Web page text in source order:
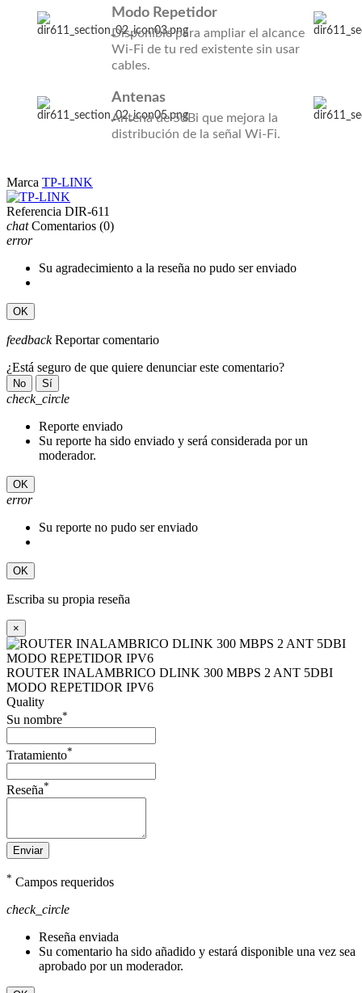
Modo Repetidor
Disponible para ampliar el alcance
Wi-Fi de tu red existente sin usar
cables.
Antenas
Antena de 5dBi que mejora la
distribución de la señal Wi-Fi.
Marca TP-LINK
Referencia DIR-611
chat Comentarios (0)
error
Su agradecimiento a la reseña no pudo ser enviado
OK
feedback Reportar comentario
¿Está seguro de que quiere denunciar este comentario?
No Sí
check_circle
Reporte enviado
Su reporte ha sido enviado y será considerada por un
moderador.
OK
error
Su reporte no pudo ser enviado
OK
Escriba su propia reseña
×
ROUTER INALAMBRICO DLINK 300 MBPS 2 ANT 5DBI
MODO REPETIDOR IPV6
Quality
Su nombre*
Tratamiento*
Reseña*
Enviar
* Campos requeridos
check_circle
Reseña enviada
Su comentario ha sido añadido y estará disponible una vez sea
aprobado por un moderador.